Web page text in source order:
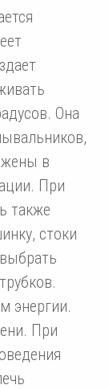
Она
в
При
также
стоки
энергии.
При